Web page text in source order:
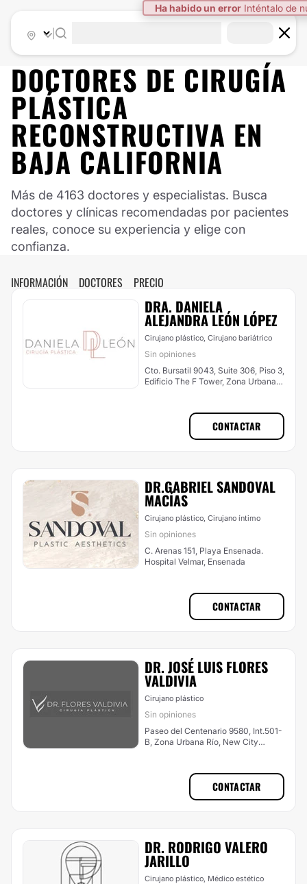
DOCTORES DE CIRUGÍA
PLÁSTICA
RECONSTRUCTIVA EN
BAJA CALIFORNIA
Más de 4163 doctores y especialistas. Busca
doctores y clínicas recomendadas por pacientes
reales, conoce su experiencia y elige con
confianza.
INFORMACIÓN DOCTORES PRECIO
DRA. DANIELA
ALEJANDRA LEÓN LÓPEZ
Cirujano plástico, Cirujano bariátrico
Sin opiniones
Cto. Bursatil 9043, Suite 306, Piso 3,
Edificio The F Tower, Zona Urbana
CONTACTAR
DR.GABRIEL SANDOVAL
MACÍAS
Cirujano plástico, Cirujano íntimo
Sin opiniones
C. Arenas 151, Playa Ensenada.
Hospital Velmar, Ensenada
CONTACTAR
DR. JOSÉ LUIS FLORES
VALDIVIA
Cirujano plástico
Sin opiniones
Paseo del Centenario 9580, Int.501-
B, Zona Urbana Río, New City
CONTACTAR
DR. RODRIGO VALERO
JARILLO
Cirujano plástico, Médico estético